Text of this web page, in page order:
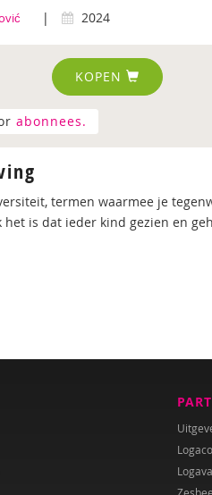
| 2024
KOPEN
abonnees.
termen waarmee je
het is dat ieder kind gezien en